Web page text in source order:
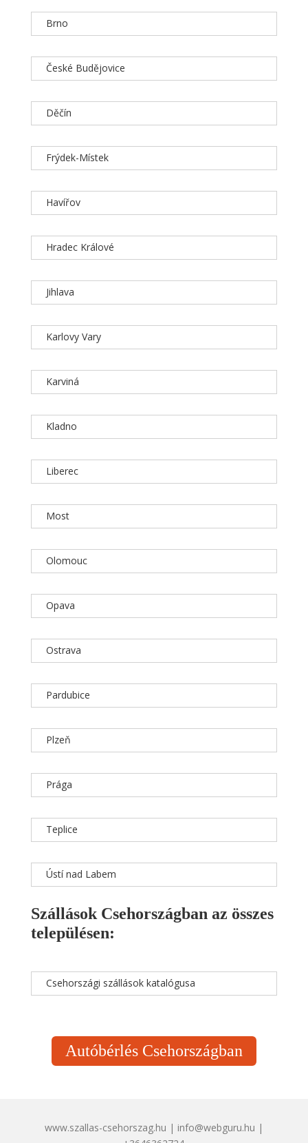
Brno
České Budějovice
Děčín
Frýdek-Místek
Havířov
Hradec Králové
Jihlava
Karlovy Vary
Karviná
Kladno
Liberec
Most
Olomouc
Opava
Ostrava
Pardubice
Plzeň
Prága
Teplice
Ústí nad Labem
Szállások Csehországban az összes
településen:
Csehországi szállások katalógusa
Autóbérlés Csehországban
www.szallas-csehorszag.hu | info@webguru.hu |